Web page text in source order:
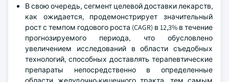
В свою очередь, сегмент целевой доставки лекарств,
как ожидается, продемонстрирует значительный
рост с темпом годового роста (CAGR) в 12,3% в течение
прогнозируемого периода, что обусловлено
увеличением исследований в области съедобных
технологий, способных доставлять терапевтические
препараты непосредственно в определенные